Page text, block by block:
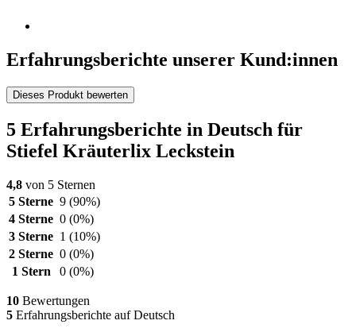
Erfahrungsberichte unserer Kund:innen
Dieses Produkt bewerten
5 Erfahrungsberichte in Deutsch für
Stiefel Kräuterlix Leckstein
4,8 von 5 Sternen
5 Sterne 9 (90%)
4 Sterne 0 (0%)
3 Sterne 1 (10%)
2 Sterne 0 (0%)
1 Stern
0 (0%)
10 Bewertungen
5 Erfahrungsberichte auf Deutsch